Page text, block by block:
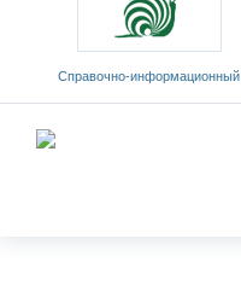
Cправочно-информационный
портал «Русский язык»